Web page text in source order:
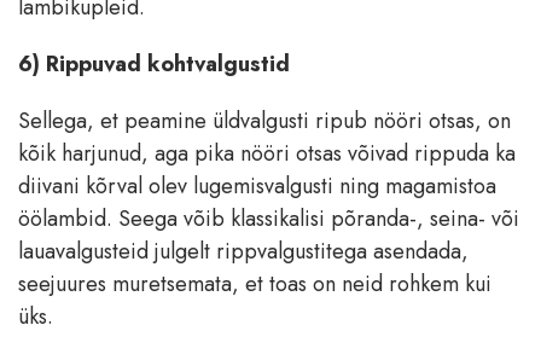
lambikupleid.
6) Rippuvad kohtvalgustid
Sellega, et peamine üldvalgusti ripub nööri otsas, on
kõik harjunud, aga pika nööri otsas võivad rippuda ka
diivani kõrval olev lugemisvalgusti ning magamistoa
öölambid. Seega võib klassikalisi põranda-, seina- või
lauavalgusteid julgelt rippvalgustitega asendada,
seejuures muretsemata, et toas on neid rohkem kui
üks.